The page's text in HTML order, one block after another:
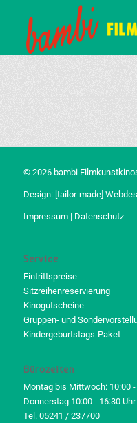
© 2026 bambi
Design: [tailor-made]
Impressum| Datenschutz
Service
Eintrittspreise
Sitzreihenreservierung
Kinogutscheine
Gruppen- und
Kindergeburtstags-Paket
Bürozeiten
Montag bis Mittwoch: 10:00 -
Donnerstag 10:00 - 16:30 Uhr
Tel. 05241 / 237700